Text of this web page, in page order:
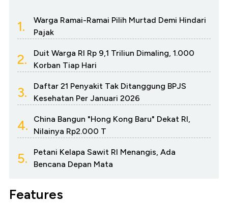
1.
Warga Ramai-Ramai Pilih Murtad Demi Hindari
Pajak
2.
Duit Warga RI Rp 9,1 Triliun Dimaling, 1.000
Korban Tiap Hari
3.
Daftar 21 Penyakit Tak Ditanggung BPJS
Kesehatan Per Januari 2026
4.
China Bangun "Hong Kong Baru" Dekat RI,
Nilainya Rp2.000 T
5.
Petani Kelapa Sawit RI Menangis, Ada
Bencana Depan Mata
Features